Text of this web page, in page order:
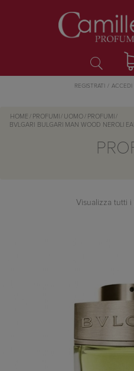
REGISTRATI ACCEDI
HOME / PROFUMI / UOMO / PROFUMI /
BVLGARI
BULGARI MAN WOOD NEROLI
Visualizza tutti i